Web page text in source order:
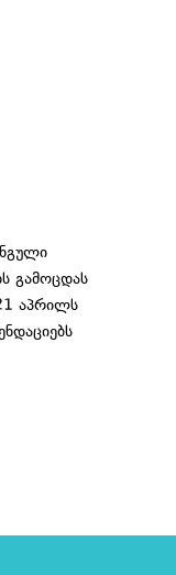
გამოცდას
აპრილს